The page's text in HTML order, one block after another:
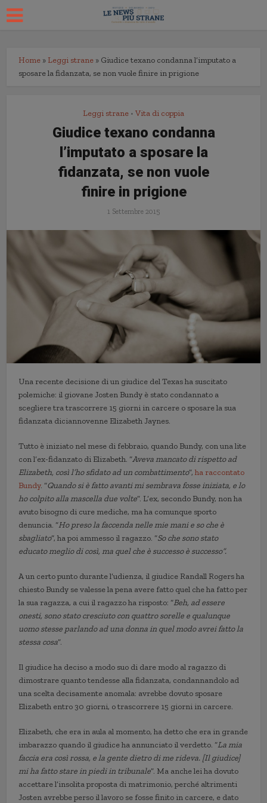
Home » Leggi strane » Giudice texano condanna l’imputato a
sposare la fidanzata, se non vuole finire in prigione
Leggi strane • Vita di coppia
Giudice texano condanna
l’imputato a sposare la
fidanzata, se non vuole
finire in prigione
1 Settembre 2015
Una recente decisione di un giudice del Texas ha suscitato
polemiche: il giovane Josten Bundy è stato condannato a
scegliere tra trascorrere 15 giorni in carcere o sposare la sua
fidanzata diciannovenne Elizabeth Jaynes.
Tutto è iniziato nel mese di febbraio, quando Bundy, con una lite
con l’ex-fidanzato di Elizabeth. “Aveva mancato di rispetto ad
Elizabeth, così l’ho sfidato ad un combattimento”,ha raccontato
Bundy. “Quando si è fatto avanti mi sembrava fosse iniziata, e lo
ho colpito alla mascella due volte”. L’ex, secondo Bundy, non ha
avuto bisogno di cure mediche, ma ha comunque sporto
denuncia. “Ho preso la faccenda nelle mie mani e so che è
sbagliato“, ha poi ammesso il ragazzo. “So che sono stato
educato meglio di così, ma quel che è successo è successo”.
A un certo punto durante l’udienza, il giudice Randall Rogers ha
chiesto Bundy se valesse la pena avere fatto quel che ha fatto per
la sua ragazza, a cui il ragazzo ha risposto: “Beh, ad essere
onesti, sono stato cresciuto con quattro sorelle e qualunque
uomo stesse parlando ad una donna in quel modo avrei fatto la
stessa cosa”.
Il giudice ha deciso a modo suo di dare modo al ragazzo di
dimostrare quanto tendesse alla fidanzata, condannandolo ad
una scelta decisamente anomala: avrebbe dovuto sposare
Elizabeth entro 30 giorni, o trascorrere 15 giorni in carcere.
Elizabeth, che era in aula al momento, ha detto che era in grande
imbarazzo quando il giudice ha annunciato il verdetto. “La mia
faccia era così rossa, e la gente dietro di me rideva. [Il giudice]
mi ha fatto stare in piedi in tribunale”. Ma anche lei ha dovuto
accettare l’insolita proposta di matrimonio, perché altrimenti
Josten avrebbe perso il lavoro se fosse finito in carcere, e dato